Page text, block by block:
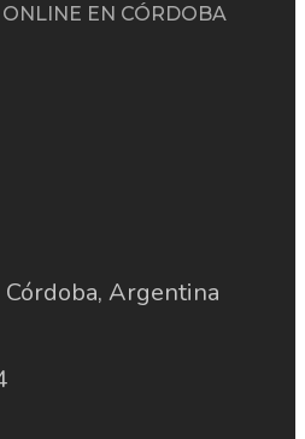
EN CÓRDOBA
Argentina